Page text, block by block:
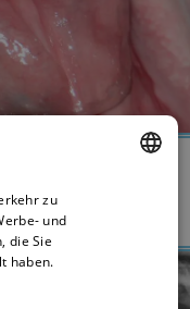
zu
und
die Sie
haben.